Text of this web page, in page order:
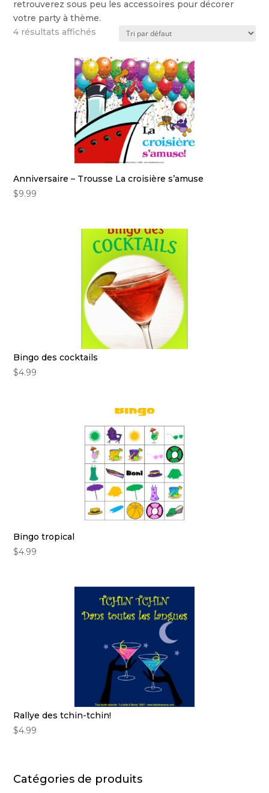
retrouverez sous peu les accessoires pour décorer
votre party à thème.
4 résultats affichés
Anniversaire – Trousse La croisière s’amuse
$9.99
Bingo des cocktails
$4.99
Bingo tropical
$4.99
Rallye des tchin-tchin!
$4.99
Catégories de produits